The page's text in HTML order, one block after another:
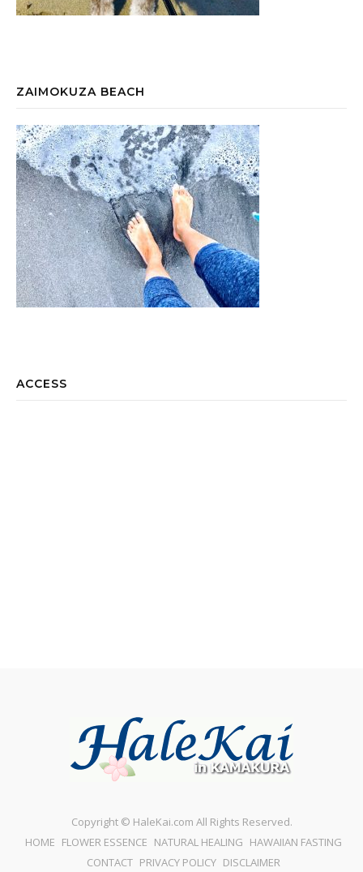
ZAIMOKUZA BEACH
ACCESS
Copyright © HaleKai.com All Rights Reserved.
HOME FLOWER ESSENCE NATURAL HEALING HAWAIIAN FASTING
CONTACT PRIVACY POLICY DISCLAIMER